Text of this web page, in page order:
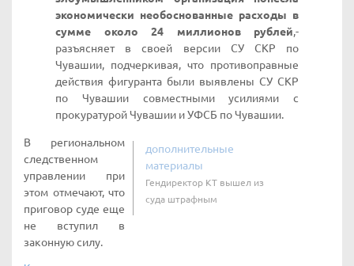
экономически необоснованные расходы в
сумме около 24 миллионов рублей,-
разъясняет в своей версии СУ СКР по
Чувашии, подчеркивая, что противоправные
действия фигуранта были выявлены СУ СКР
по Чувашии совместными усилиями с
прокуратурой Чувашии и УФСБ по Чувашии.
дополнительные
материалы
Гендиректор КТ вышел из
суда штрафным
В региональном
следственном
управлении при
этом отмечают, что
приговор суде еще
не вступил в
законную силу.